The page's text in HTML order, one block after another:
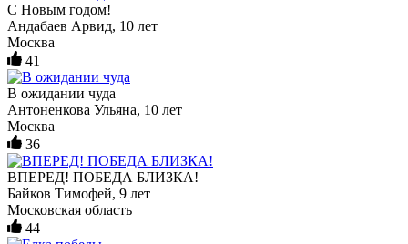
С Новым годом!
Андабаев Арвид, 10 лет
Москва
41
В ожидании чуда
Антоненкова Ульяна, 10 лет
Москва
36
ВПЕРЕД! ПОБЕДА БЛИЗКА!
Байков Тимофей, 9 лет
Московская область
44